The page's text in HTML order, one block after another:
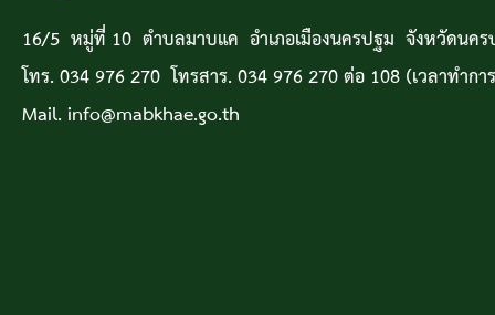
16/5 หมู่ที่ 10 ตำบลมาบแค อำเภอเมืองนครปฐม จังหวัดนค
โทร. 034 976 270 โทรสาร. 034 976 270 ต่อ 108 (เวลาทำกา
Mail. info@mabkhae.go.th